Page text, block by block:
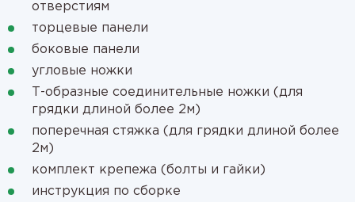
отверстиям
торцевые панели
боковые панели
угловые ножки
Т-образные соединительные ножки (для
грядки длиной более 2м)
поперечная стяжка (для грядки длиной более
2м)
комплект крепежа (болты и гайки)
инструкция по сборке